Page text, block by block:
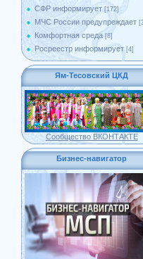
СФР информирует [172]
МЧС России предупреждает
Комфортная среда [8]
Росреестр информирует [4]
Ям-Тесовский ЦКД
Сообщество ВКОНТАКТЕ
Бизнес-навигатор